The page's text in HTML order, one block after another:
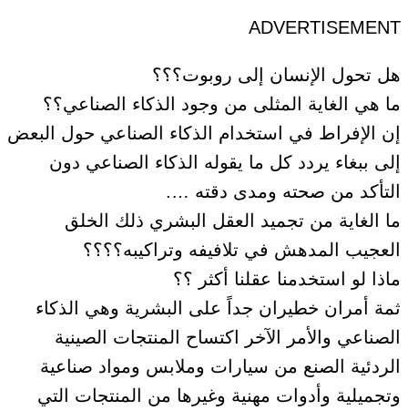
ADVERTISEMENT
هل تحول الإنسان إلى روبوت؟؟؟
ما هي الغاية المثلى من وجود الذكاء الصناعي؟؟
إن الإفراط في استخدام الذكاء الصناعي حول البعض
إلى ببغاء يردد كل ما يقوله الذكاء الصناعي دون
التأكد من صحته ومدى دقته ….
ما الغاية من تجميد العقل البشري ذلك الخلق
العجيب المدهش في تلافيفه وتراكيبه؟؟؟؟
ماذا لو استخدمنا عقلنا أكثر ؟؟
ثمة أمران خطيران جداً على البشرية وهي الذكاء
الصناعي والأمر الآخر اكتساح المنتجات الصينية
الردئية الصنع من سيارات وملابس ومواد صناعية
وتجميلية وأدوات مهنية وغيرها من المنتجات التي